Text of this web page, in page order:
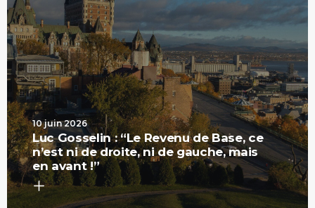
10 juin 2026
Luc Gosselin : “Le Revenu de Base, ce
n’est ni de droite, ni de gauche, mais
en avant !”